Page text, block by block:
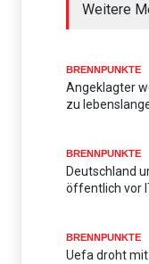
Weitere
BRENNPUNKTE
Angeklagter
zu
BRENNPUNKTE
Deutschland
öffentlich vor
BRENNPUNKTE
Uefa droht